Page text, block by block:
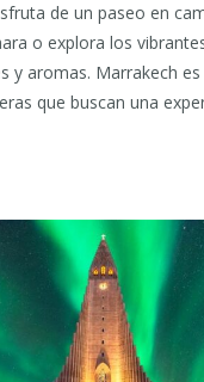
de un paseo en
o explora los
y aromas. Marrakech
que buscan una